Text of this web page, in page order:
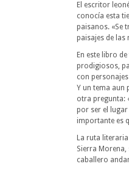
El escritor
conocía esta
paisanos. «Se
paisajes de las
En este libro
prodigiosos,
con
Y un tema aun
otra pregunta:
por ser el
importante es
La ruta
Sierra Morena,
caballero